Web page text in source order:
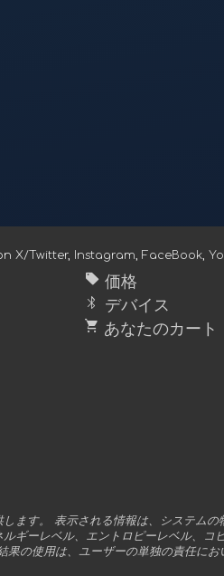
X/Twitter, Instagram, FaceBook,
sell 価格
bluetooth デバイス
shopping_cart あなたのカート
す。 表示される情報は、システムの
ギーレベル、エントロピーレベル、コ
の使用は、ユーザーの単独の責任に